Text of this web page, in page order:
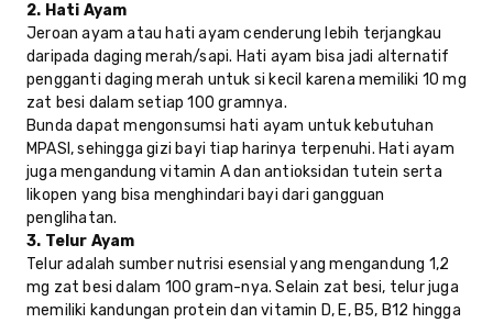
2. Hati Ayam
Jeroan ayam atau hati ayam cenderung lebih terjangkau
daripada daging merah/sapi. Hati ayam bisa jadi alternatif
pengganti daging merah untuk si kecil karena memiliki 10 mg
zat besi dalam setiap 100 gramnya.
Bunda dapat mengonsumsi hati ayam untuk kebutuhan
MPASI, sehingga gizi bayi tiap harinya terpenuhi. Hati ayam
juga mengandung vitamin A dan antioksidan tutein serta
likopen yang bisa menghindari bayi dari gangguan
penglihatan.
3. Telur Ayam
Telur adalah sumber nutrisi esensial yang mengandung 1,2
mg zat besi dalam 100 gram-nya. Selain zat besi, telur juga
memiliki kandungan protein dan vitamin D, E, B5, B12 hingga